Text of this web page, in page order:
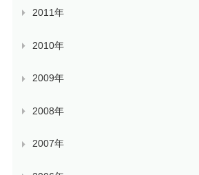
2011年
2010年
2009年
2008年
2007年